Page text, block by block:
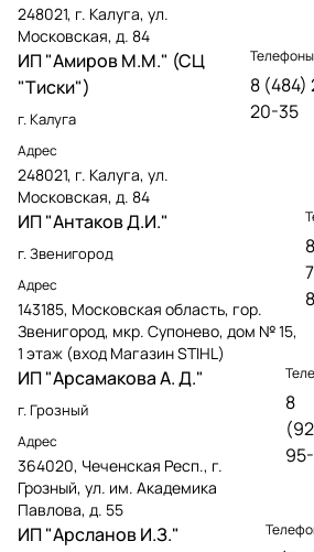
248021, г. Калуга, ул.
Московская, д. 84
ИП "Амиров М.М." (СЦ
"Тиски")
г. Калуга
Адрес
248021, г. Калуга, ул.
Московская, д. 84
Телефоны
8 (484)
20-35
ИП "Антаков Д.И."
г. Звенигород
Адрес
143185, Московская область, гор.
Звенигород, мкр. Супонево, дом № 15,
1 этаж (вход Магазин STIHL)
ИП "Арсамакова А. Д."
г. Грозный
Адрес
364020, Чеченская Респ., г.
Грозный, ул. им. Академика
Павлова, д. 55
8
ИП "Арсланов И.З."